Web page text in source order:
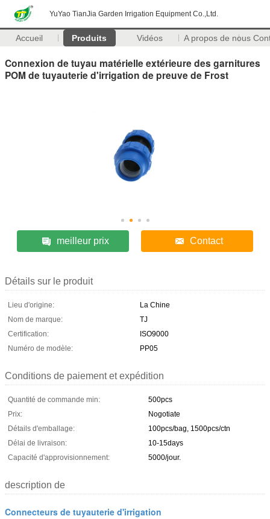
YuYao TianJia Garden Irrigation Equipment Co.,Ltd.
Accueil Produits Vidéos A propos de nous
Connexion de tuyau matérielle extérieure des garnitures
POM de tuyauterie d'irrigation de preuve de Frost
meilleur prix Contact
Détails sur le produit
Lieu d'origine:
La Chine
Nom de marque:
TJ
Certification:
ISO9000
Numéro de modèle:
PP05
Conditions de paiement et expédition
Quantité de commande min:
500pcs
Prix:
Nogotiate
Détails d'emballage:
100pcs/bag, 1500pcs/ctn
Délai de livraison:
10-15days
Capacité d'approvisionnement:
5000/jour.
description de
Connecteurs de tuyauterie d'irrigation